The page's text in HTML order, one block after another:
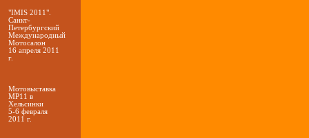
"IMIS 2011".
Санкт-
Петербургский
Международный
Мотосалон
16 апреля 2011
г.
Мотовыставка
MP11 в
Хельсинки
5-6 февраля
2011 г.